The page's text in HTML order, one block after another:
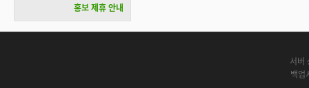
홍보 제휴 안내
서버
백업